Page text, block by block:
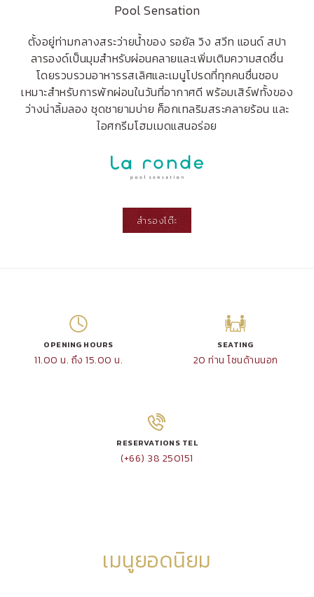
Pool Sensation
ตั้งอยู่ท่ามกลางสระว่ายน้ำของ รอยัล วิง สวีท แอนด์ สปา
ลารองด์เป็นมุมสำหรับผ่อนคลายและเพิ่มเติมความสดชื่น
โดยรวบรวมอาหารรสเลิศและเมนูโปรดที่ทุกคนชื่นชอบ
เหมาะสำหรับการพักผ่อนในวันที่อากาศดี พร้อมเสิร์ฟทั้งของ
ว่างน่าลิ้มลอง ชุดชายามบ่าย ค็อกเทลริมสระคลายร้อน และ
ไอศกรีมโฮมเมดแสนอร่อย
สำรองโต๊ะ
OPENING HOURS
11.00 น. ถึง 15.00 น.
SEATING
20 ท่าน โซนด้านนอก
RESERVATIONS TEL
(+66) 38 250151
เมนูยอดนิยม